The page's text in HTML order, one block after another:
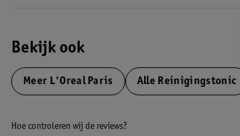
Bekijk ook
Meer L'Oreal Paris Alle Reinigingstonic
Hoe controleren wij de reviews?